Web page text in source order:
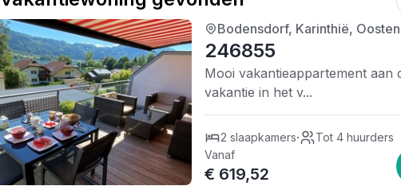
1/5| 0 recensies
Bodensdorf, Karinthië,
246855
Mooi vakantieappartement aan
vakantie in het v...
2 slaapkamers·
Tot 4 huurders
Vanaf
€ 619,52